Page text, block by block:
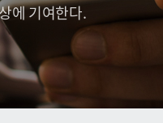
에 기여한다.